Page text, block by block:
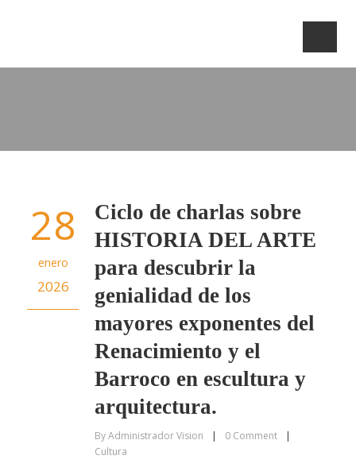
28
enero
2026
Ciclo de charlas sobre
HISTORIA DEL ARTE
para descubrir la
genialidad de los
mayores exponentes del
Renacimiento y el
Barroco en escultura y
arquitectura.
ByAdministrador Vision | 0 Comment
|
Cultura